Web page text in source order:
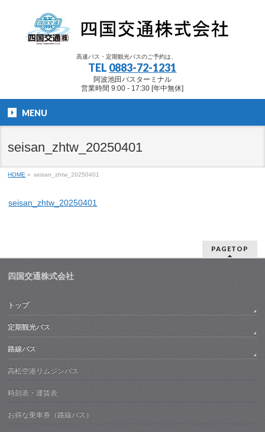
高速バス・定期観光バスのご予約は、
TEL 0883-72-1231
阿波池田バスターミナル
営業時間 9:00 - 17:30 [年中無休]
MENU
seisan_zhtw_20250401
HOME » seisan_zhtw_20250401
seisan_zhtw_20250401
PAGETOP
四国交通株式会社
トップ
定期観光バス
路線バス
高松空港リムジンバス
時刻表・運賃表
お得な乗車券（路線バス）